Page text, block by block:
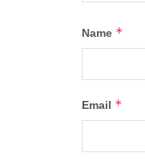
Name *
Email *